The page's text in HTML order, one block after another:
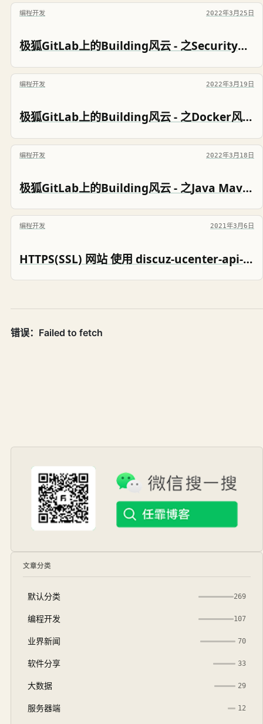
编程开发 2022年3月25日
极狐GitLab上的Building风云 - 之Security风云再起 JIHULAB 101
编程开发 2022年3月19日
极狐GitLab上的Building风云 - 之Docker风云必胜 JIHULAB 101
编程开发 2022年3月18日
极狐GitLab上的Building风云 - 之Java Maven雄霸天下 JIHULAB 101
编程开发 2021年3月6日
HTTPS(SSL) 网站 使用 discuz-ucenter-api-for-java 的更新
文章分类
默认分类 269
编程开发 107
业界新闻 70
软件分享 33
大数据 29
服务器端 12